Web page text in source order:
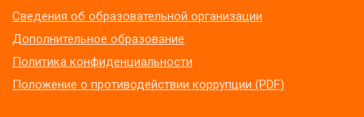
Сведения об образовательной организации
Дополнительное образование
Политика конфиденциальности
Положение о противодействии коррупции (PDF)